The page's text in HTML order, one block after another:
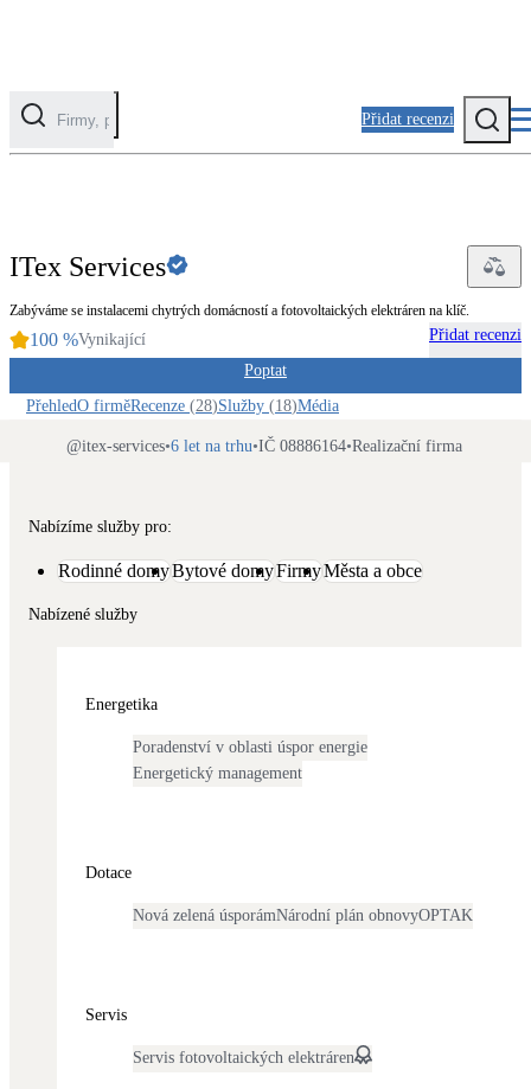
Přidat recenzi
Solární ohřev vody
Klimatizace pro vytápění
Obálka budovy
Dotační, energetické služby
Klimatizace
Balkonové sestavy
PROFI
ITex Services
Zabýváme se instalacemi chytrých domácností a fotovoltaických elektráren na klíč.
100 %Vynikající
Přidat recenzi
Poptat
PřehledO firměRecenze (28)Služby (18)Média
@itex-services•6 let na trhu•IČ 08886164•Realizační firma
Nabízíme služby pro:
Rodinné domyBytové domyFirmyMěsta a obce
Nabízené služby
Energetika
Poradenství v oblasti úspor energie
Energetický management
Dotace
Nová zelená úsporámNárodní plán obnovyOPTAK
Servis
Servis fotovoltaických elektráren